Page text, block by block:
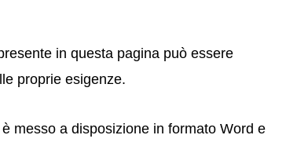
in questa pagina può essere
proprie esigenze.
messo a disposizione in formato Word e